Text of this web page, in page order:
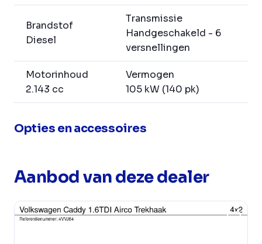
Brandstof
Diesel
Transmissie
Handgeschakeld - 6
versnellingen
Motorinhoud
2.143 cc
Vermogen
105 kW (140 pk)
Opties en accessoires
Aanbod van deze dealer